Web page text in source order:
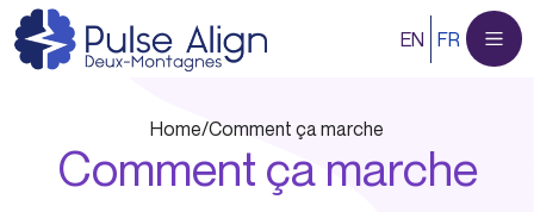
Aller
au
contenu
EN FR
Home/Comment ça marche
Comment ça marche